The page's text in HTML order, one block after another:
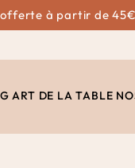
offerte à partir de
ART DE LA TABLE